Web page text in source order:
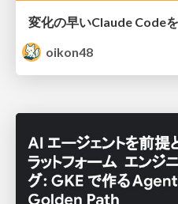
変化の早いClaude Code
oikon48